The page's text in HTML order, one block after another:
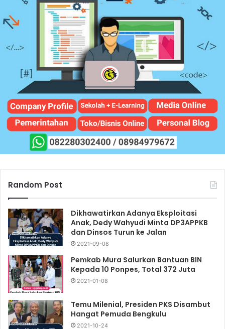
Random Post
Dikhawatirkan Adanya Eksploitasi
Anak, Dedy Wahyudi Minta DP3APPKB
dan Dinsos Turun ke Jalan
2021-09-08
Pemkab Mura Salurkan Bantuan BIN
Kepada 10 Ponpes, Total 372 Juta
2021-01-08
Temu Milenial, Presiden PKS Disambut
Hangat Pemuda Bengkulu
2021-10-24